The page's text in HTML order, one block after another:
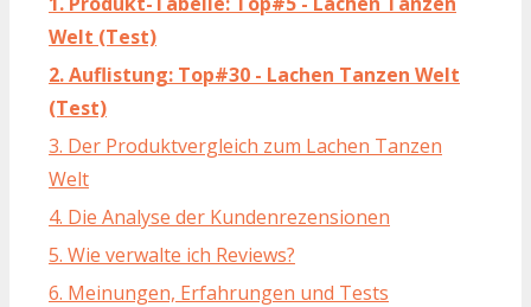
Welt (Test)
2. Auflistung: Top#30 - Lachen Tanzen Welt
(Test)
3. Der Produktvergleich zum Lachen Tanzen
Welt
4. Die Analyse der Kundenrezensionen
5. Wie verwalte ich Reviews?
6. Meinungen, Erfahrungen und Tests